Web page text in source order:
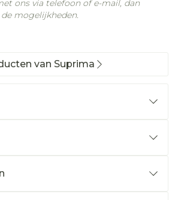
ons via telefoon of e-mail, dan
mogelijkheden.
van Suprima